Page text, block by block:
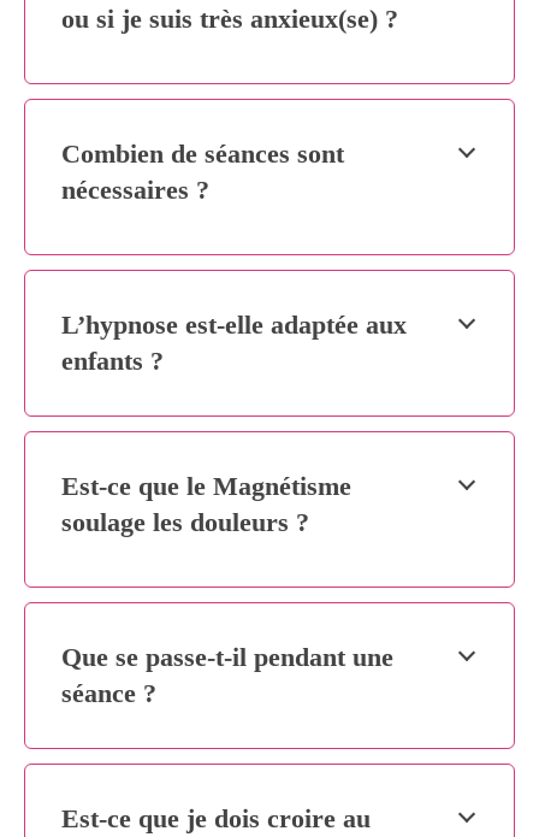
ou si je suis très anxieux(se) ?
Combien de séances sont
nécessaires ?
L’hypnose est-elle adaptée aux
enfants ?
Est-ce que le Magnétisme
soulage les douleurs ?
Que se passe-t-il pendant une
séance ?
Est-ce que je dois croire au